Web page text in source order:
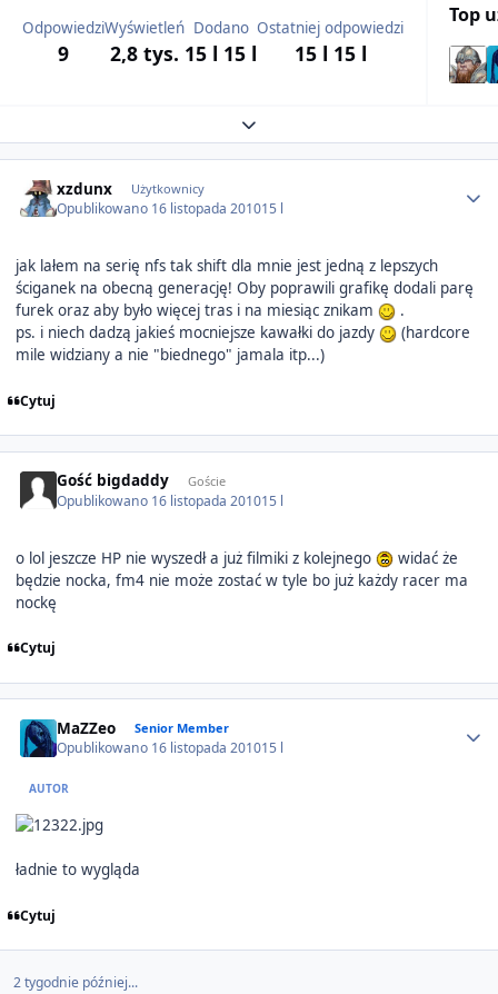
Odpowiedzi
9
Wyświetleń
2,8 tys.
Dodano
15 l 15 l
Ostatniej odpowiedzi
15 l 15 l
Top
Expand topic overview
xzdunx Użytkownicy
Opublikowano 16 listopada 201015 l
jak lałem na serię nfs tak shift dla mnie jest jedną z lepszych
ściganek na obecną generację! Oby poprawili grafikę dodali parę
furek oraz aby było więcej tras i na miesiąc znikam
.
ps. i niech dadzą jakieś mocniejsze kawałki do jazdy
(hardcore
mile widziany a nie "biednego" jamala itp...)
Cytuj
Gość bigdaddy Goście
Opublikowano 16 listopada 201015 l
o lol jeszcze HP nie wyszedł a już filmiki z kolejnego
widać że
będzie nocka, fm4 nie może zostać w tyle bo już każdy racer ma
nockę
Cytuj
MaZZeo Senior Member
Opublikowano 16 listopada 201015 l
AUTOR
ładnie to wygląda
Cytuj
2 tygodnie później...